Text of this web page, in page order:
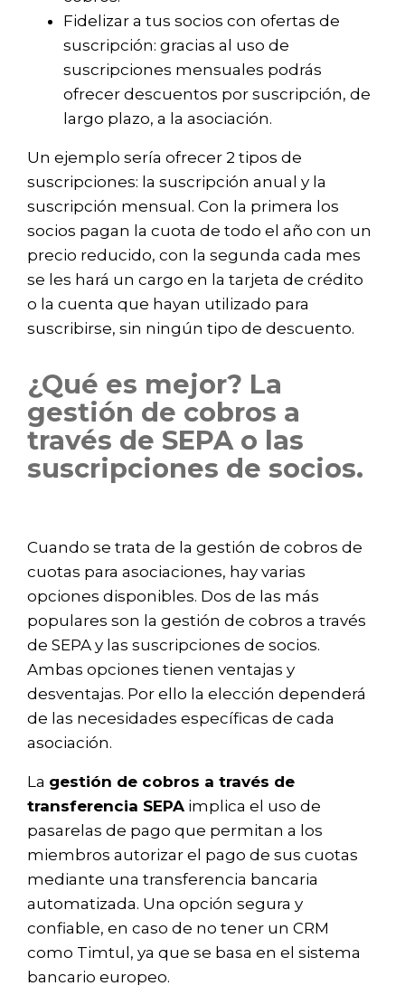
Fidelizar a tus socios con ofertas de
suscripción: gracias al uso de
suscripciones mensuales podrás
ofrecer descuentos por suscripción, de
largo plazo, a la asociación.
Un ejemplo sería ofrecer 2 tipos de
suscripciones: la suscripción anual y la
suscripción mensual. Con la primera los
socios pagan la cuota de todo el año con un
precio reducido, con la segunda cada mes
se les hará un cargo en la tarjeta de crédito
o la cuenta que hayan utilizado para
suscribirse, sin ningún tipo de descuento.
¿Qué es mejor? La
gestión de cobros a
través de SEPA o las
suscripciones de socios.
Cuando se trata de la gestión de cobros de
cuotas para asociaciones, hay varias
opciones disponibles. Dos de las más
populares son la gestión de cobros a través
de SEPA y las suscripciones de socios.
Ambas opciones tienen ventajas y
desventajas. Por ello la elección dependerá
de las necesidades específicas de cada
asociación.
La gestión de cobros a través de
transferencia SEPA implica el uso de
pasarelas de pago que permitan a los
miembros autorizar el pago de sus cuotas
mediante una transferencia bancaria
automatizada. Una opción segura y
confiable, en caso de no tener un CRM
como Timtul, ya que se basa en el sistema
bancario europeo.